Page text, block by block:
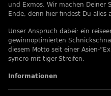
und Exmos. Wir machen Deiner
Ende, denn hier findest Du alles
Unser Anspruch dabei: ein
gewinnoptimierten
diesem Motto seit einer Asien-
syncro mit tiger-Streifen.
Informationen